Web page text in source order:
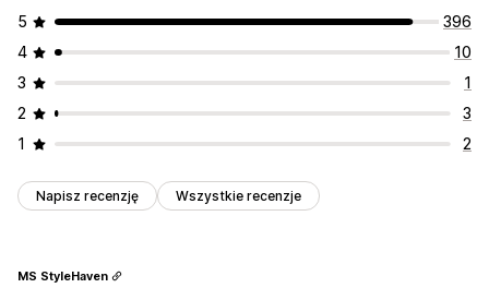
5
396
4
10
3
1
2
3
1
2
Napisz recenzję Wszystkie recenzje
MS StyleHaven